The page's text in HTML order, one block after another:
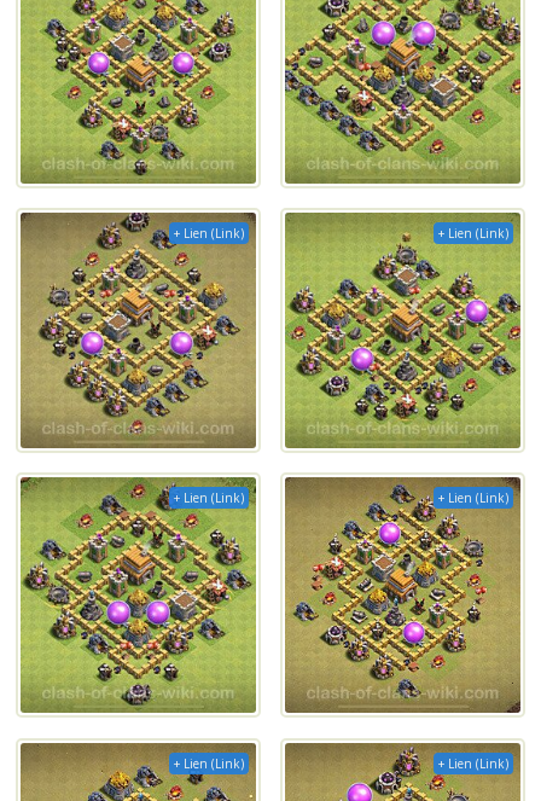
+ Lien (Link) + Lien (Link)
+ Lien (Link) + Lien (Link)
+ Lien (Link) + Lien (Link)